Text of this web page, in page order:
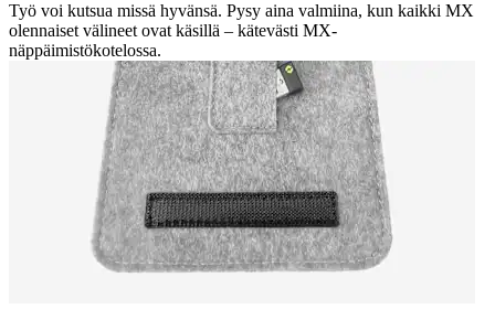
Työ voi kutsua missä hyvänsä. Pysy aina valmiina, kun kaikki MX
olennaiset välineet ovat käsillä – kätevästi MX-
näppäimistökotelossa.